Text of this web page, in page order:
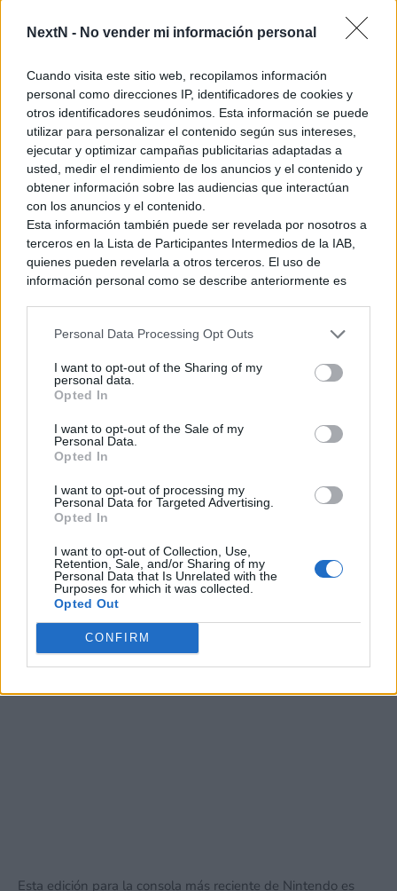
NextN - No vender mi información personal
Cuando visita este sitio web, recopilamos información
personal como direcciones IP, identificadores de cookies y
otros identificadores seudónimos. Esta información se puede
utilizar para personalizar el contenido según sus intereses,
ejecutar y optimizar campañas publicitarias adaptadas a
usted, medir el rendimiento de los anuncios y el contenido y
obtener información sobre las audiencias que interactúan
con los anuncios y el contenido.
Esta información también puede ser revelada por nosotros a
terceros en la Lista de Participantes Intermedios de la IAB,
quienes pueden revelarla a otros terceros. El uso de
información personal como se describe anteriormente es
generamos contenido relevante para nuestra audiencia.
recopilación y uso de datos en nuestra Política de
Privacidad.
terceros por nuestra parte, utilice la siguiente opción de
exclusión y confirme su selección. Tenga en cuenta que
después de que se procese su solicitud de exclusión, es
posible que continúe viendo anuncios basados en intereses
basados en la información personal utilizada por nosotros o
en información personal divulgada a terceros antes de su
Puede optar por no participar en la divulgación adicional de
su información personal por parte de terceros en la Lista de
participantes intermedios de la IAB.
Personal Data Processing Opt Outs
I want to opt-out of the Sharing of my
personal data.
Opted In
I want to opt-out of the Sale of my
Personal Data.
Opted In
I want to opt-out of processing my
Personal Data for Targeted Advertising.
Opted In
I want to opt-out of Collection, Use,
Retention, Sale, and/or Sharing of my
Personal Data that Is Unrelated with the
Purposes for which it was collected.
Opted Out
CONFIRM
retroceder al maligno invasor.
Afronta el reto de construir un campamento militar, pero no
pierdas de vista los recursos y la logística. Coloca los edificios
de forma eficiente, contrata al personal ideal para cada zona
y prepara los campos de entrenamiento. Unas defensas
siempre activas son fundamentales, ya que el enemigo no
dudará en enviar espías e incluso drones para sabotearte.
Ver también
The Legend of Zelda: Ocarina of Time
Remake es el juego más esperado de
2026
31 julio, 2026 9:33
Esta edición para la consola más reciente de Nintendo es